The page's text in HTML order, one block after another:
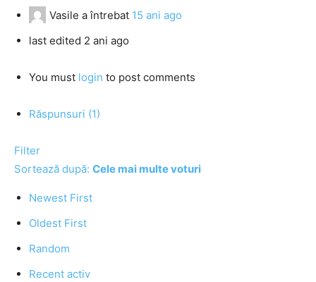
Vasile a întrebat 15 ani ago
last edited 2 ani ago
You must login to post comments
Răspunsuri (1)
Filter
Sortează după: Cele mai multe voturi
Newest First
Oldest First
Random
Recent activ